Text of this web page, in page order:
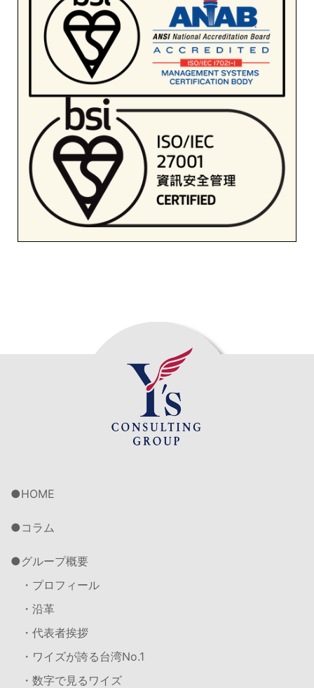
HOME
コラム
グループ概要
・プロフィール
・沿革
・代表者挨拶
・ワイズが誇る台湾No.1
・数字で見るワイズ